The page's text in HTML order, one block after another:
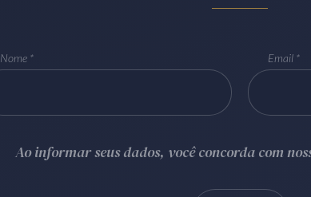
Nome Email
Ao informar seus dados, você concorda com